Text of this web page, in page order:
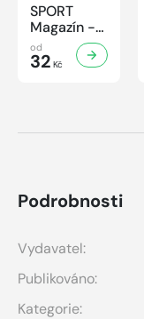
SPORT
Magazín -
32/2026
od
32 Kč
Podrobnosti
Vydavatel:
Publikováno:
Kategorie: